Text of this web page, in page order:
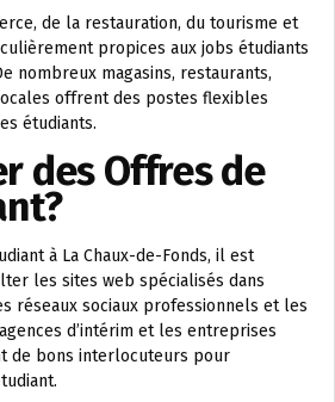
de la restauration, du tourisme et
propices aux jobs étudiants
nombreux magasins, restaurants,
offrent des postes flexibles
étudiants.
des Offres de
à La Chaux-de-Fonds, il est
les sites web spécialisés dans
réseaux sociaux professionnels et les
d’intérim et les entreprises
de bons interlocuteurs pour